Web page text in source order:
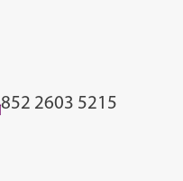
852 2603 5215